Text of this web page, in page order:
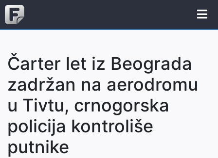
Čarter let iz Beograda
zadržan na aerodromu
u Tivtu, crnogorska
policija kontroliše
putnike